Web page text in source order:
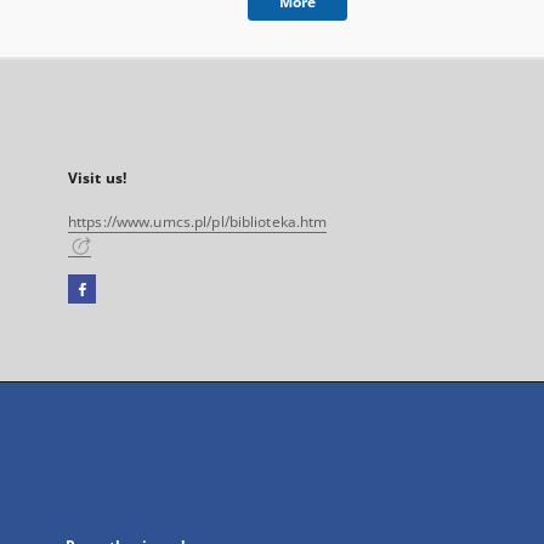
Visit us!
https://www.umcs.pl/pl/biblioteka.htm
Facebook
open